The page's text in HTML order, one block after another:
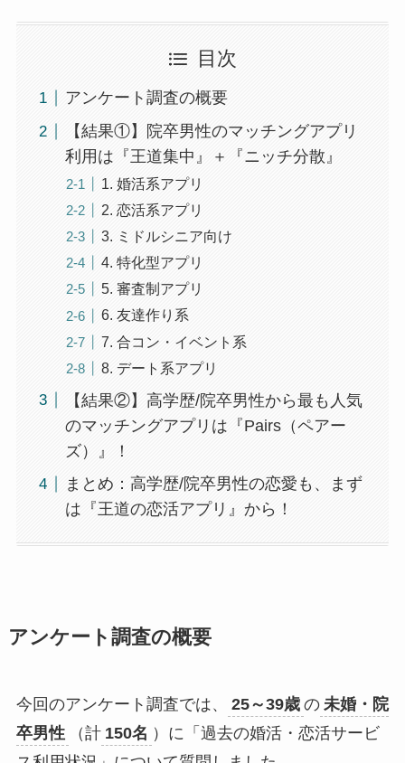
目次
アンケート調査の概要
【結果①】院卒男性のマッチングアプリ
利用は『王道集中』＋『ニッチ分散』
1. 婚活系アプリ
2. 恋活系アプリ
3. ミドルシニア向け
4. 特化型アプリ
5. 審査制アプリ
6. 友達作り系
7. 合コン・イベント系
8. デート系アプリ
【結果②】高学歴/院卒男性から最も人気
のマッチングアプリは『Pairs（ペアー
ズ）』！
まとめ：高学歴/院卒男性の恋愛も、まず
は『王道の恋活アプリ』から！
アンケート調査の概要
今回のアンケート調査では、 25～39歳 の 未婚・院
卒男性
（計 150名 ）に「過去の婚活・恋活サービ